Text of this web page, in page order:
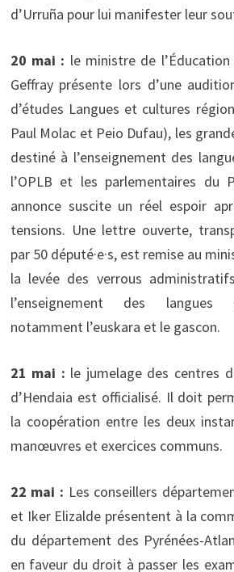
d’Urruña pour lui manifester leur
20 mai : le ministre de
Geffray présente lors d’une
d’études Langues et cultures
Paul Molac et Peio Dufau), les
destiné à l’enseignement des
l’OPLB et les parlementaires du
annonce suscite un réel espoir
tensions. Une lettre ouverte,
par 50 député·e·s, est remise au
la levée des verrous
l’enseignement des langues
notamment l’euskara et le gascon.
21 mai : le jumelage des centres
d’Hendaia est officialisé. Il doit
la coopération entre les deux
manœuvres et exercices communs.
22 mai : Les conseillers
et Iker Elizalde présentent à la
du département des Pyrénées-
en faveur du droit à passer les